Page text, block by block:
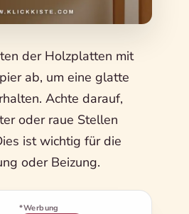
der Holzplatten mit
ab, um eine glatte
Achte darauf,
oder raue Stellen
ist wichtig für die
oder Beizung.
*Werbung